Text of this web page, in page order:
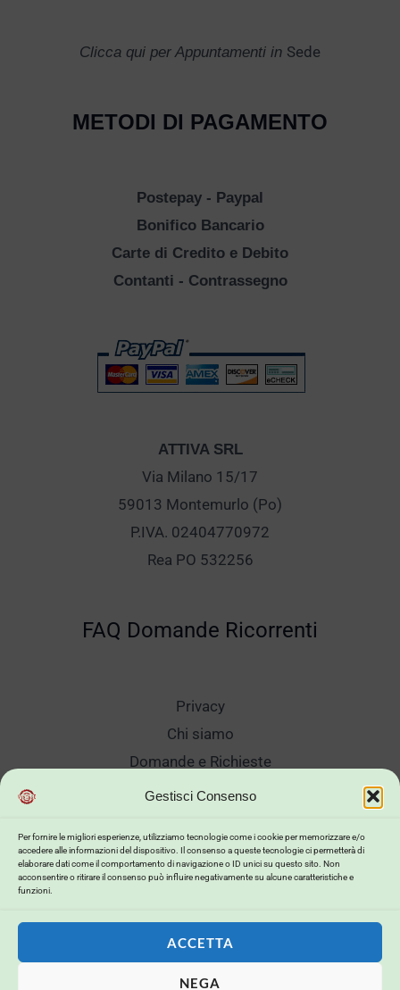
Gestisci Consenso
Per fornire le migliori esperienze, utilizziamo tecnologie come i cookie per memorizzare e/o
accedere alle informazioni del dispositivo. Il consenso a queste tecnologie ci permetterà di
elaborare dati come il comportamento di navigazione o ID unici su questo sito. Non
acconsentire o ritirare il consenso può influire negativamente su alcune caratteristiche e
funzioni.
ACCETTA
NEGA
Clicca qui per Appuntamenti in Sede
METODI DI PAGAMENTO
Postepay - Paypal
Bonifico Bancario
Carte di Credito e Debito
Contanti - Contrassegno
ATTIVA SRL
Via Milano 15/17
59013 Montemurlo (Po)
P.IVA. 02404770972
Rea PO 532256
FAQ Domande Ricorrenti
Privacy
Chi siamo
Domande e Richieste
Showroom
Sanificazione e Lavaggi
Reso Cambio Merce
My Account